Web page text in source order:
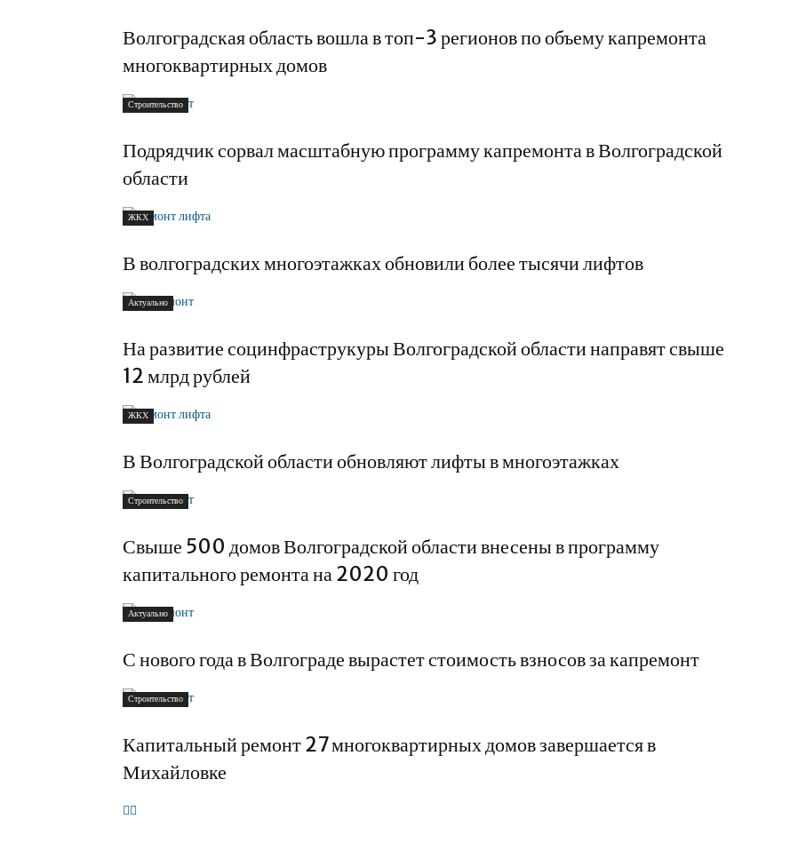
Волгоградская область вошла в топ-3 регионов по объему капремонта
многоквартирных домов
Строительство
Подрядчик сорвал масштабную программу капремонта в Волгоградской
области
ЖКХ
В волгоградских многоэтажках обновили более тысячи лифтов
Актуально
На развитие социнфраструкуры Волгоградской области направят свыше
12 млрд рублей
ЖКХ
В Волгоградской области обновляют лифты в многоэтажках
Строительство
Свыше 500 домов Волгоградской области внесены в программу
капитального ремонта на 2020 год
Актуально
С нового года в Волгограде вырастет стоимость взносов за капремонт
Строительство
Капитальный ремонт 27 многоквартирных домов завершается в
Михайловке